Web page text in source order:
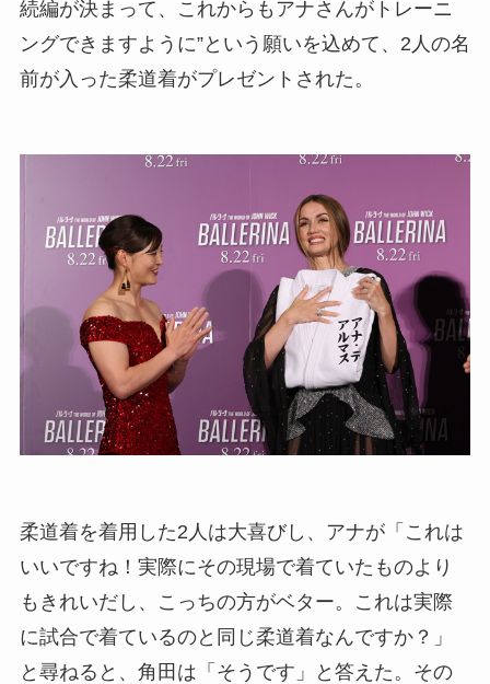
続編が決まって、これからもアナさんがトレーニ
ングできますように”という願いを込めて、2人の名
前が入った柔道着がプレゼントされた。
柔道着を着用した2人は大喜びし、アナが「これは
いいですね！実際にその現場で着ていたものより
もきれいだし、こっちの方がベター。これは実際
に試合で着ているのと同じ柔道着なんですか？」
と尋ねると、角田は「そうです」と答えた。その